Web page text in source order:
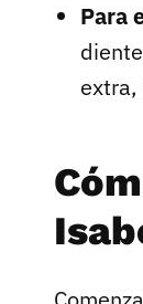
Para
extra,